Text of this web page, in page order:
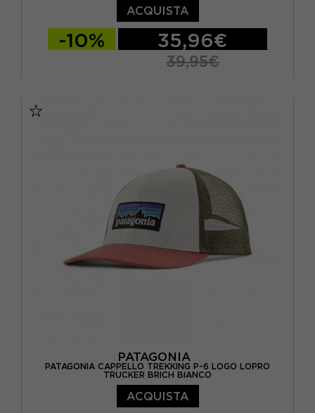
ACQUISTA
-10% 35,96€
39,95€
PATAGONIA
PATAGONIA CAPPELLO TREKKING P-6 LOGO LOPRO
TRUCKER BRICH BIANCO
ACQUISTA